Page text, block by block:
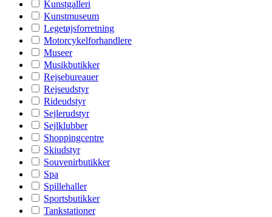
Kunstgalleri
Kunstmuseum
Legetøjsforretning
Motorcykelforhandlere
Museer
Musikbutikker
Rejsebureauer
Rejseudstyr
Rideudstyr
Sejlerudstyr
Sejlklubber
Shoppingcentre
Skiudstyr
Souvenirbutikker
Spa
Spillehaller
Sportsbutikker
Tankstationer